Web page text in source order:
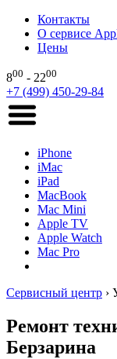
Контакты
О сервисе
Цены
800 - 2200
+7 (499) 450-29-84
iPhone
iMac
iPad
MacBook
Mac Mini
Apple TV
Apple Watch
Mac Pro
Сервисный центр ›
Ремонт
Берзарина